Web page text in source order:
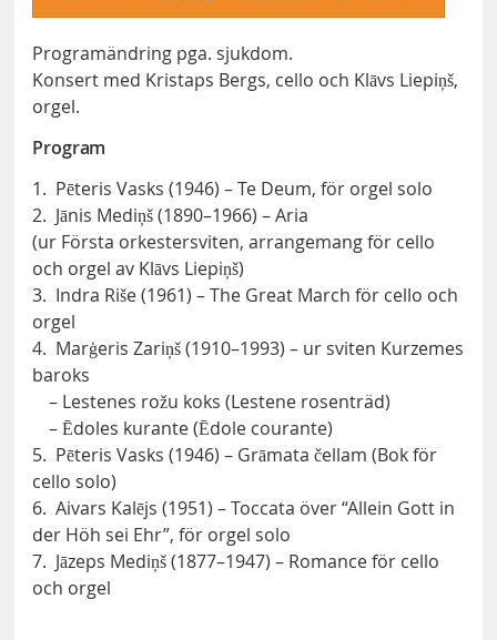
Programändring pga. sjukdom.
Konsert med Kristaps Bergs, cello och Klāvs Liepiņš,
orgel.
Program
1. Pēteris Vasks (1946) – Te Deum, för orgel solo
2. Jānis Mediņš (1890–1966) – Aria
(ur Första orkestersviten, arrangemang för cello
och orgel av Klāvs Liepiņš)
3. Indra Riše (1961) – The Great March för cello och
orgel
4. Marģeris Zariņš (1910–1993) – ur sviten Kurzemes
baroks
– Lestenes rožu koks (Lestene rosenträd)
– Ēdoles kurante (Ēdole courante)
5. Pēteris Vasks (1946) – Grāmata čellam (Bok för
cello solo)
6. Aivars Kalējs (1951) – Toccata över “Allein Gott in
der Höh sei Ehr”, för orgel solo
7. Jāzeps Mediņš (1877–1947) – Romance för cello
och orgel